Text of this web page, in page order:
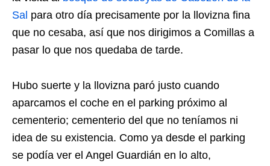
Sal para otro día precisamente por la llovizna fina
que no cesaba, así que nos dirigimos a Comillas a
pasar lo que nos quedaba de tarde.
Hubo suerte y la llovizna paró justo cuando
aparcamos el coche en el parking próximo al
cementerio; cementerio del que no teníamos ni
idea de su existencia. Como ya desde el parking
se podía ver el Angel Guardián en lo alto,